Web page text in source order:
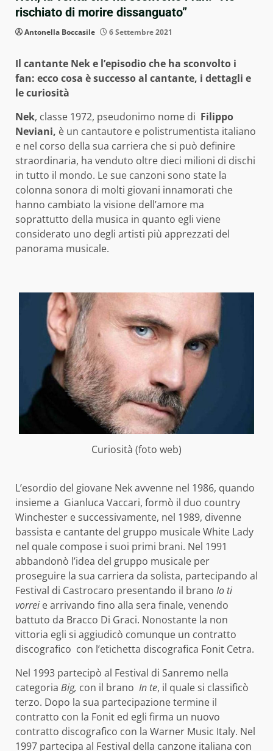
rischiato di morire dissanguato”
Antonella Boccasile 6 Settembre 2021
Il cantante Nek e l’episodio che ha sconvolto i
fan: ecco cosa è successo al cantante, i dettagli e
le curiosità
Nek, classe 1972, pseudonimo nome di Filippo
Neviani, è un cantautore e polistrumentista italiano
e nel corso della sua carriera che si può definire
straordinaria, ha venduto oltre dieci milioni di dischi
in tutto il mondo. Le sue canzoni sono state la
colonna sonora di molti giovani innamorati che
hanno cambiato la visione dell’amore ma
soprattutto della musica in quanto egli viene
considerato uno degli artisti più apprezzati del
panorama musicale.
Curiosità (foto web)
L’esordio del giovane Nek avvenne nel 1986, quando
insieme a Gianluca Vaccari, formò il duo country
Winchester e successivamente, nel 1989, divenne
bassista e cantante del gruppo musicale White Lady
nel quale compose i suoi primi brani. Nel 1991
abbandonò l’idea del gruppo musicale per
proseguire la sua carriera da solista, partecipando al
Festival di Castrocaro presentando il brano Io ti
vorrei e arrivando fino alla sera finale, venendo
battuto da Bracco Di Graci. Nonostante la non
vittoria egli si aggiudicò comunque un contratto
discografico con l’etichetta discografica Fonit Cetra.
Nel 1993 partecipò al Festival di Sanremo nella
categoria Big, con il brano In te, il quale si classificò
terzo. Dopo la sua partecipazione termine il
contratto con la Fonit ed egli firma un nuovo
contratto discografico con la Warner Music Italy. Nel
1997 partecipa al Festival della canzone italiana con